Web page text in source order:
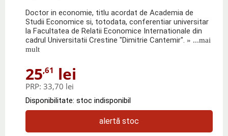
Doctor in economie, titlu acordat de Academia de
Studii Economice si, totodata, conferentiar universitar
la Facultatea de Relatii Economice Internationale din
cadrul Universitatii Crestine "Dimitrie Cantemir". » ...mai
mult
25,61 lei
PRP: 33,70 lei
Disponibilitate: stoc indisponibil
alertă stoc